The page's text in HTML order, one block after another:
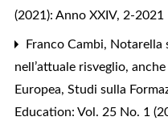
(2021): Anno XXIV, 2-2021
Franco Cambi, Notarella
nell’attuale risveglio,
Europea, Studi sulla
Education: Vol. 25 No. 1